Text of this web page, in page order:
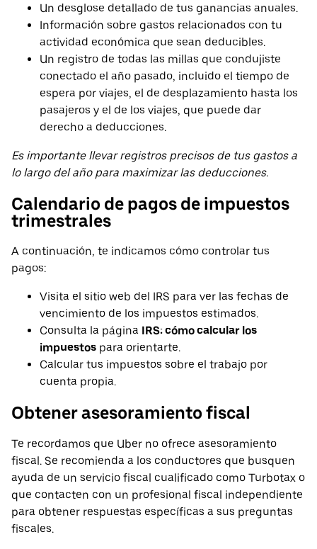
Un desglose detallado de tus ganancias anuales.
Información sobre gastos relacionados con tu
actividad económica que sean deducibles.
Un registro de todas las millas que condujiste
conectado el año pasado, incluido el tiempo de
espera por viajes, el de desplazamiento hasta los
pasajeros y el de los viajes, que puede dar
derecho a deducciones.
Es importante llevar registros precisos de tus gastos a
lo largo del año para maximizar las deducciones.
Calendario de pagos de impuestos
trimestrales
A continuación, te indicamos cómo controlar tus
pagos:
Visita el sitio web del IRS para ver las fechas de
vencimiento de los impuestos estimados.
Consulta la página IRS: cómo calcular los
impuestos para orientarte.
Calcular tus impuestos sobre el trabajo por
cuenta propia.
Obtener asesoramiento fiscal
Te recordamos que Uber no ofrece asesoramiento
fiscal. Se recomienda a los conductores que busquen
ayuda de un servicio fiscal cualificado como Turbotax o
que contacten con un profesional fiscal independiente
para obtener respuestas específicas a sus preguntas
fiscales.